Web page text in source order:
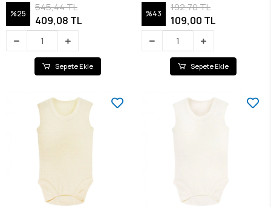
%25
545,44 TL
409,08 TL
Sepete Ekle
%43
192,70 TL
109,00 TL
Sepete Ekle